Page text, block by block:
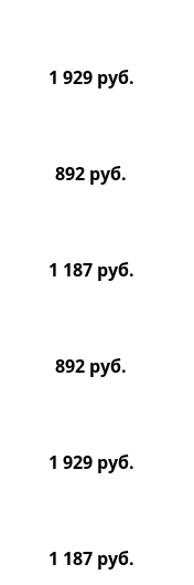
1 929 руб.
892 руб.
1 187 руб.
892 руб.
1 929 руб.
1 187 руб.